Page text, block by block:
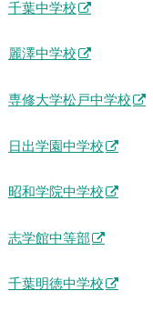
千葉中学校
麗澤中学校
専修大学松戸中学校
日出学園中学校
昭和学院中学校
志学館中等部
千葉明徳中学校